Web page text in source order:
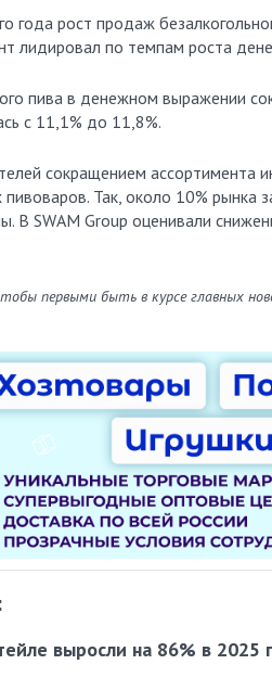
года рост продаж
лидировал по темпам роста
пива в денежном выражении
с 11,1% до 11,8%.
сокращением ассортимента
Так, около 10% рынка
В SWAM Group оценивали
первыми быть в курсе главных
выросли на 86% в 2025